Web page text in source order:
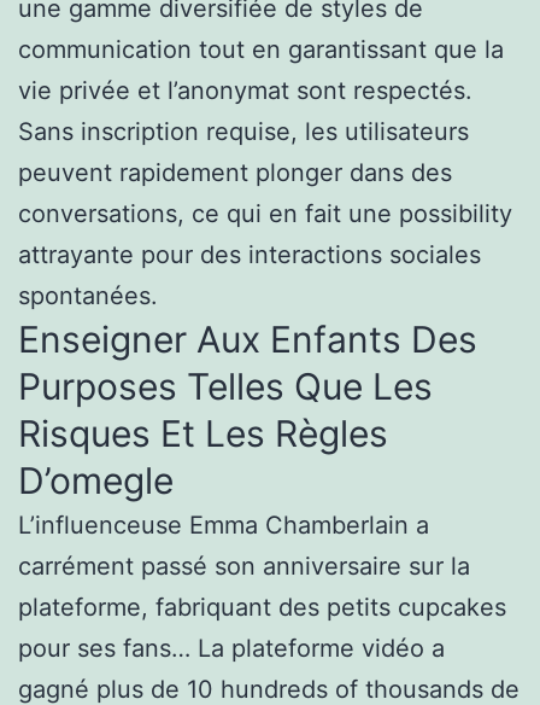
une gamme diversifiée de styles de
communication tout en garantissant que la
vie privée et l’anonymat sont respectés.
Sans inscription requise, les utilisateurs
peuvent rapidement plonger dans des
conversations, ce qui en fait une possibility
attrayante pour des interactions sociales
spontanées.
Enseigner Aux Enfants Des
Purposes Telles Que Les
Risques Et Les Règles
D’omegle
L’influenceuse Emma Chamberlain a
carrément passé son anniversaire sur la
plateforme, fabriquant des petits cupcakes
pour ses fans… La plateforme vidéo a
gagné plus de 10 hundreds of thousands de